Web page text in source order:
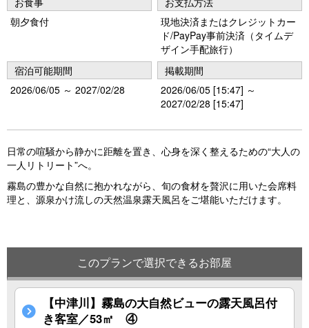
o
s
朝夕食付
現地決済またはクレジットカー
ド/PayPay事前決済（タイムデ
ザイン手配旅行）
宿泊可能期間
2026/06/05 ～ 2027/02/28
掲載期間
2026/06/05 [15:47] ～
2027/02/28 [15:47]
日常の喧騒から静かに距離を置き、心身を深く整えるための“大人の
一人リトリート”へ。
霧島の豊かな自然に抱かれながら、旬の食材を贅沢に用いた会席料
理と、源泉かけ流しの天然温泉露天風呂をご堪能いただけます。
このプランで選択できるお部屋
【中津川】霧島の大自然ビューの露天風呂付
き客室／53㎡ ④